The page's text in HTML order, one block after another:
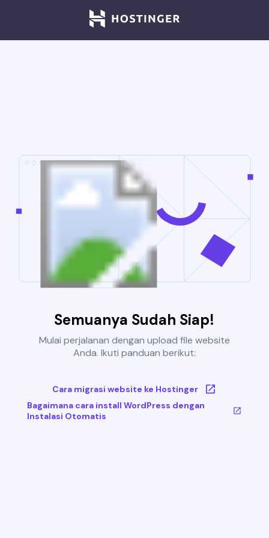
Semuanya Sudah Siap!
Mulai perjalanan dengan upload file website
Anda. Ikuti panduan berikut:
Cara migrasi website ke Hostinger
Bagaimana cara install WordPress dengan
Instalasi Otomatis